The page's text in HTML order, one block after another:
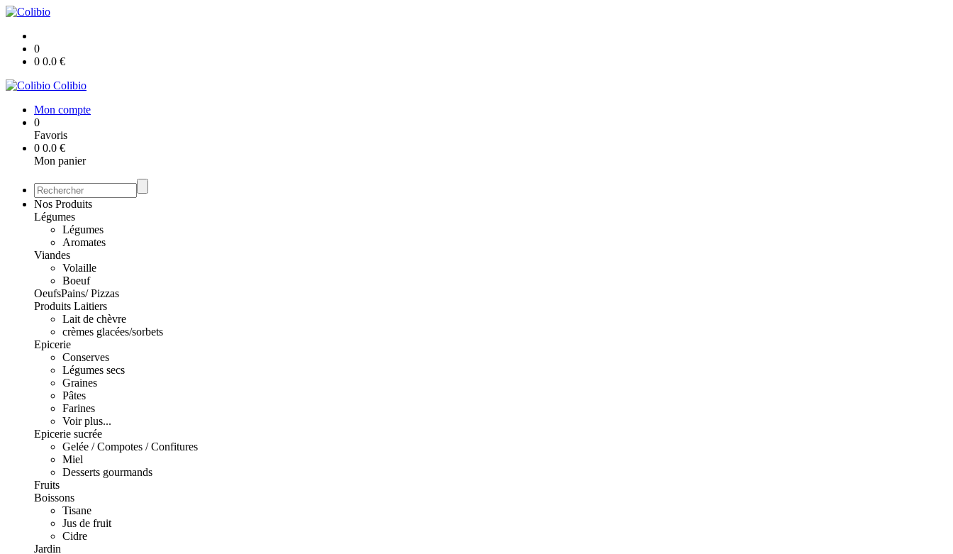
0
0 0.0 €
Colibio
Mon compte
0
Favoris
0 0.0 €
Mon panier
Nos Produits
Légumes
Légumes
Aromates
Viandes
Volaille
Boeuf
OeufsPains/ Pizzas
Produits Laitiers
Lait de chèvre
crèmes glacées/sorbets
Epicerie
Conserves
Légumes secs
Graines
Pâtes
Farines
Voir plus...
Epicerie sucrée
Gelée / Compotes / Confitures
Miel
Desserts gourmands
Fruits
Boissons
Tisane
Jus de fruit
Cidre
Jardin